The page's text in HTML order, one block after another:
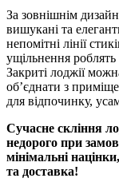
За зовнішнім
вишукані та
непомітні лінії
ущільнення
Закриті лоджії
об’єднати з
для відпочинку,
Сучасне скління
недорого при
мінімальні
та доставка!